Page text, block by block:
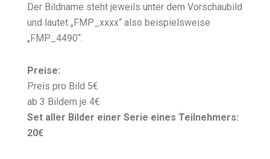
Der Bildname steht jeweils unter dem Vorschaubild
und lautet „FMP_xxxx“ also beispielsweise
„FMP_4490“.
Preise:
Preis pro Bild 5€
ab 3 Bildern je 4€
Set aller Bilder einer Serie eines Teilnehmers:
20€